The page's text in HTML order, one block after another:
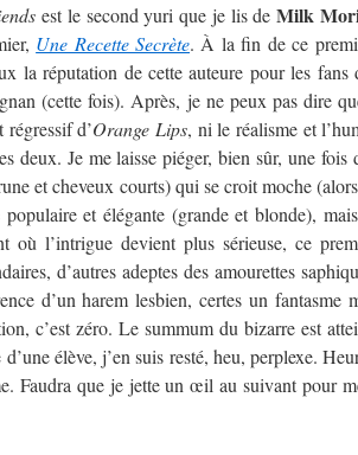
est le second yuri que je lis deMilk
Une Recette Secrète. À la fin de ce
la réputation de cette auteure pour les fans
(cette fois). Après, je ne peux pas dire
d’Orange Lips, ni le réalisme et
deux. Je me laisse piéger, bien sûr, une
et cheveux courts) qui se croit moche
et élégante (grande et blonde),
où l’intrigue devient plus sérieuse, ce
d’autres adeptes des amourettes
d’un harem lesbien, certes un fantasme
c’est zéro. Le summum du bizarre est
élève, j’en suis resté, heu, perplexe.
Faudra que je jette un œil au suivant pour